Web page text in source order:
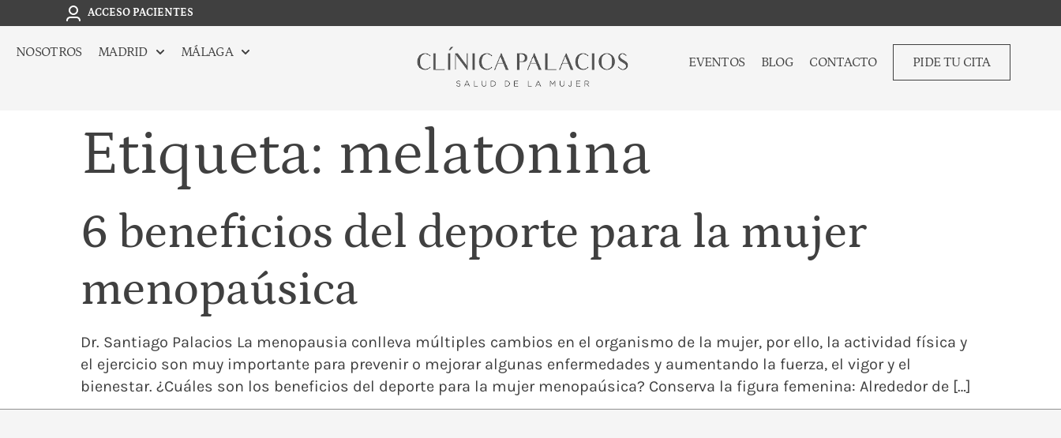
ACCESO PACIENTES
NOSOTROS MADRID MÁLAGA
EVENTOS BLOG CONTACTO PIDE TU CITA
Etiqueta: melatonina
6 beneficios del deporte para la mujer
menopaúsica
Dr. Santiago Palacios La menopausia conlleva múltiples cambios en el organismo de la mujer, por ello, la actividad física y
el ejercicio son muy importante para prevenir o mejorar algunas enfermedades y aumentando la fuerza, el vigor y el
bienestar. ¿Cuáles son los beneficios del deporte para la mujer menopaúsica? Conserva la figura femenina: Alrededor de […]